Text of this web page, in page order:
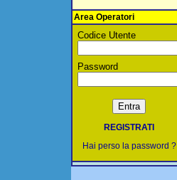
Area Operatori
Codice Utente
Password
REGISTRATI
Hai perso la password ?